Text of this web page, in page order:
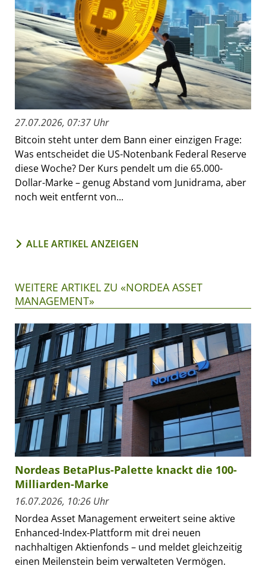
27.07.2026, 07:37 Uhr
Bitcoin steht unter dem Bann einer einzigen Frage:
Was entscheidet die US-Notenbank Federal Reserve
diese Woche? Der Kurs pendelt um die 65.000-
Dollar-Marke – genug Abstand vom Junidrama, aber
noch weit entfernt von...
ALLE ARTIKEL ANZEIGEN
WEITERE ARTIKEL ZU «NORDEA ASSET
MANAGEMENT»
Nordeas BetaPlus-Palette knackt die 100-
Milliarden-Marke
16.07.2026, 10:26 Uhr
Nordea Asset Management erweitert seine aktive
Enhanced-Index-Plattform mit drei neuen
nachhaltigen Aktienfonds – und meldet gleichzeitig
einen Meilenstein beim verwalteten Vermögen.